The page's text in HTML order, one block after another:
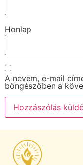
Honlap
A nevem, e-mail
böngészőben a